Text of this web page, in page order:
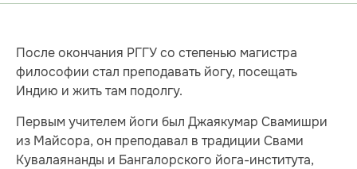
После окончания РГГУ со степенью магистра
философии стал преподавать йогу, посещать
Индию и жить там подолгу.
Первым учителем йоги был Джаякумар Свамишри
из Майсора, он преподавал в традиции Свами
Кувалаянанды и Бангалорского йога-института,